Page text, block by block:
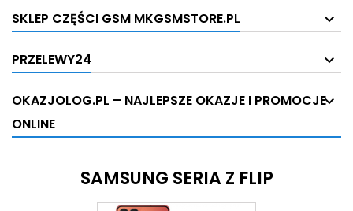
SKLEP CZĘŚCI GSM MKGSMSTORE.PL
PRZELEWY24
OKAZJOLOG.PL – NAJLEPSZE OKAZJE I PROMOCJE
ONLINE
SAMSUNG SERIA Z FLIP